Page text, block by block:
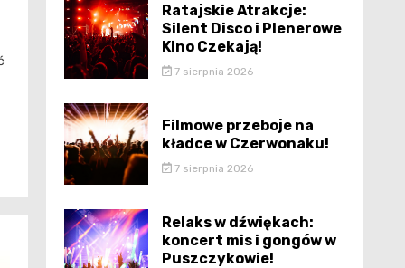
Ratajskie Atrakcje:
Silent Disco i Plenerowe
Kino Czekają!
7 sierpnia 2026
Filmowe przeboje na
kładce w Czerwonaku!
7 sierpnia 2026
Relaks w dźwiękach:
koncert mis i gongów w
Puszczykowie!